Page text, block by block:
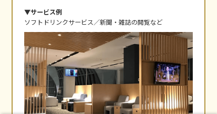
▼サービス例
ソフトドリンクサービス／新聞・雑誌の閲覧など